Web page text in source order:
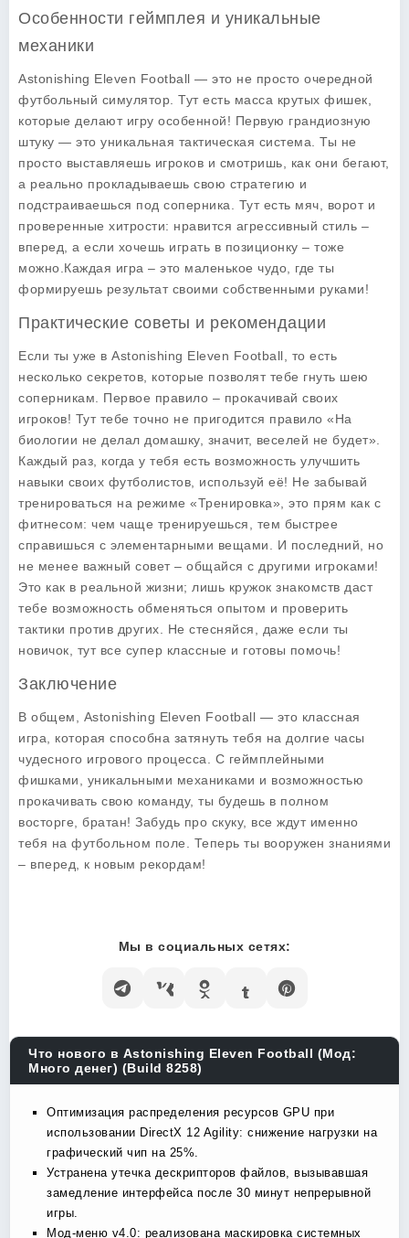
Особенности геймплея и уникальные
механики
Astonishing Eleven Football — это не просто очередной
футбольный симулятор. Тут есть масса крутых фишек,
которые делают игру особенной! Первую грандиозную
штуку — это уникальная тактическая система. Ты не
просто выставляешь игроков и смотришь, как они бегают,
а реально прокладываешь свою стратегию и
подстраиваешься под соперника. Тут есть мяч, ворот и
проверенные хитрости: нравится агрессивный стиль –
вперед, а если хочешь играть в позиционку – тоже
можно.Каждая игра – это маленькое чудо, где ты
формируешь результат своими собственными руками!
Практические советы и рекомендации
Если ты уже в Astonishing Eleven Football, то есть
несколько секретов, которые позволят тебе гнуть шею
соперникам. Первое правило – прокачивай своих
игроков! Тут тебе точно не пригодится правило «На
биологии не делал домашку, значит, веселей не будет».
Каждый раз, когда у тебя есть возможность улучшить
навыки своих футболистов, используй её! Не забывай
тренироваться на режиме «Тренировка», это прям как с
фитнесом: чем чаще тренируешься, тем быстрее
справишься с элементарными вещами. И последний, но
не менее важный совет – общайся с другими игроками!
Это как в реальной жизни; лишь кружок знакомств даст
тебе возможность обменяться опытом и проверить
тактики против других. Не стесняйся, даже если ты
новичок, тут все супер классные и готовы помочь!
Заключение
В общем, Astonishing Eleven Football — это классная
игра, которая способна затянуть тебя на долгие часы
чудесного игрового процесса. С геймплейными
фишками, уникальными механиками и возможностью
прокачивать свою команду, ты будешь в полном
восторге, братан! Забудь про скуку, все ждут именно
тебя на футбольном поле. Теперь ты вооружен знаниями
– вперед, к новым рекордам!
Мы в социальных сетях:
Что нового в Astonishing Eleven Football (Мод:
Много денег) (Build 8258)
Оптимизация распределения ресурсов GPU при
использовании DirectX 12 Agility: снижение нагрузки на
графический чип на 25%.
Устранена утечка дескрипторов файлов, вызывавшая
замедление интерфейса после 30 минут непрерывной
игры.
Мод-меню v4.0: реализована маскировка системных